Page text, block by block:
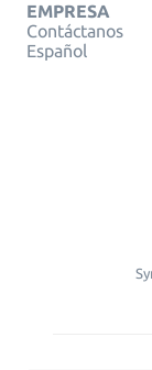
EMPRESA
Contáctanos
Español